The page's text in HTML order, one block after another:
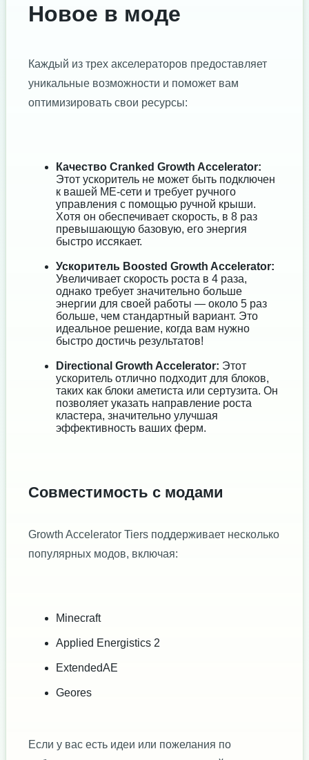
Новое в моде
Каждый из трех акселераторов предоставляет
уникальные возможности и поможет вам
оптимизировать свои ресурсы:
Качество Cranked Growth Accelerator:
Этот ускоритель не может быть подключен
к вашей ME-сети и требует ручного
управления с помощью ручной крыши.
Хотя он обеспечивает скорость, в 8 раз
превышающую базовую, его энергия
быстро иссякает.
Ускоритель Boosted Growth Accelerator:
Увеличивает скорость роста в 4 раза,
однако требует значительно больше
энергии для своей работы — около 5 раз
больше, чем стандартный вариант. Это
идеальное решение, когда вам нужно
быстро достичь результатов!
Directional Growth Accelerator: Этот
ускоритель отлично подходит для блоков,
таких как блоки аметиста или сертузита. Он
позволяет указать направление роста
кластера, значительно улучшая
эффективность ваших ферм.
Совместимость с модами
Growth Accelerator Tiers поддерживает несколько
популярных модов, включая:
Minecraft
Applied Energistics 2
ExtendedAE
Geores
Если у вас есть идеи или пожелания по